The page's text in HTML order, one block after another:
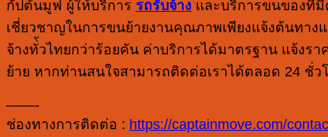
กัปตันมูฟ ผู้ให้บริการ รถรับจ้าง และบริการขนของที่
เชี่ยวชาญในการขนย้ายงานคุณภาพเพียงแจ้งต้นทาง
จ้างทั่้วไทยกว่าร้อยคัน ค่าบริการได้มาตรฐาน แจ้งร
ย้าย หากท่านสนใจสามารถติดต่อเราได้ตลอด 24 ชั่ว
——-
ช่องทางการติดต่อ : https://captainmove.com/